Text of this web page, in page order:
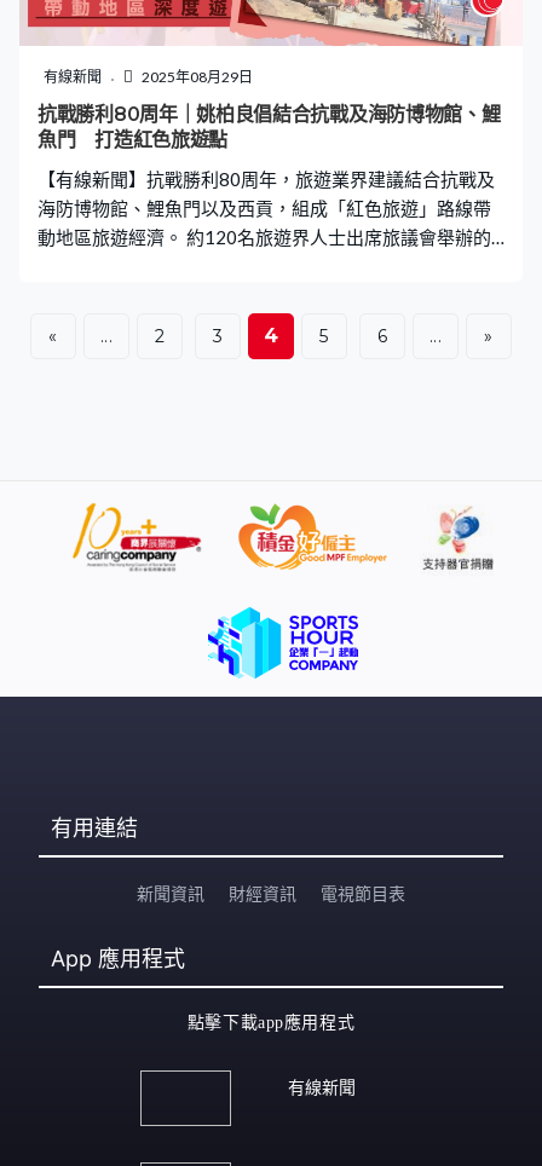
區中心出席抗戰暨反法西斯戰爭80周年收藏品展覽開幕儀
式。他指認識抗戰歷史是最好的愛國主義教育，又指要警
惕危害國安的思想，「今日國家繁榮昌盛，大部份人都沒
有親身經歷過戰爭的洗禮，正因如此，我們更應趁這個意
義重大的日子向年青一代進行愛國主義教育。時刻牢記今
警惕任何試圖破壞國家安全的思想和言論。」
有線新聞 2025年08月29日
抗戰勝利80周年｜姚柏良倡結合抗戰及海防博物館、鯉
魚門 打造紅色旅遊點
【有線新聞】抗戰勝利80周年，旅遊業界建議結合抗戰及
海防博物館、鯉魚門以及西貢，組成「紅色旅遊」路線帶
動地區旅遊經濟。 約120名旅遊界人士出席旅議會舉辦的
表在館內的抗日烈士紀念展板電子獻花。 一行人再坐船到
達鯉魚門新碼頭在附近考察，沿路都有不少義工將牆壁
旅遊」路線，帶動地區旅遊經濟。旅遊界姚柏良：「鯉魚
門對岸有很多軍事設施遺蹟，同時鯉魚門的海鮮亦是世界
知名的美食，加上東區這邊大家知道，鯉魚門的渡假村本
裡原本是鯉魚門海濱學校，介紹抗戰歷史及英雄事跡。
« ... 2 3 4 5 6 ... »
有用連結
新聞資訊 財經資訊 電視節目表
App 應用程式
點擊下載app應用程式
有線新聞